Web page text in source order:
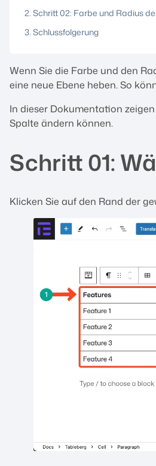
Schritt 02: Farbe und Radius
Schlussfolgerung
Wenn Sie die Farbe und den
eine neue Ebene heben. So
In dieser Dokumentation
Spalte ändern können.
Schritt 01:
Klicken Sie auf den Rand der